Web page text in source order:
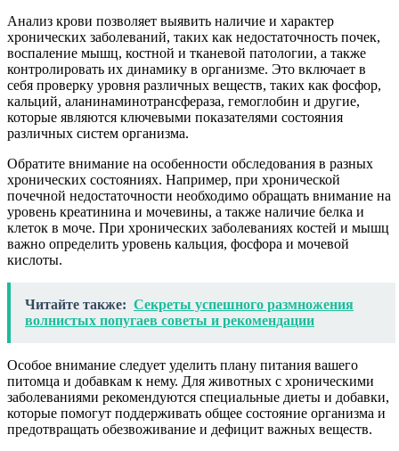
Анализ крови позволяет выявить наличие и характер
хронических заболеваний, таких как недостаточность почек,
воспаление мышц, костной и тканевой патологии, а также
контролировать их динамику в организме. Это включает в
себя проверку уровня различных веществ, таких как фосфор,
кальций, аланинаминотрансфераза, гемоглобин и другие,
которые являются ключевыми показателями состояния
различных систем организма.
Обратите внимание на особенности обследования в разных
хронических состояниях. Например, при хронической
почечной недостаточности необходимо обращать внимание на
уровень креатинина и мочевины, а также наличие белка и
клеток в моче. При хронических заболеваниях костей и мышц
важно определить уровень кальция, фосфора и мочевой
кислоты.
Читайте также: Секреты успешного размножения
волнистых попугаев советы и рекомендации
Особое внимание следует уделить плану питания вашего
питомца и добавкам к нему. Для животных с хроническими
заболеваниями рекомендуются специальные диеты и добавки,
которые помогут поддерживать общее состояние организма и
предотвращать обезвоживание и дефицит важных веществ.